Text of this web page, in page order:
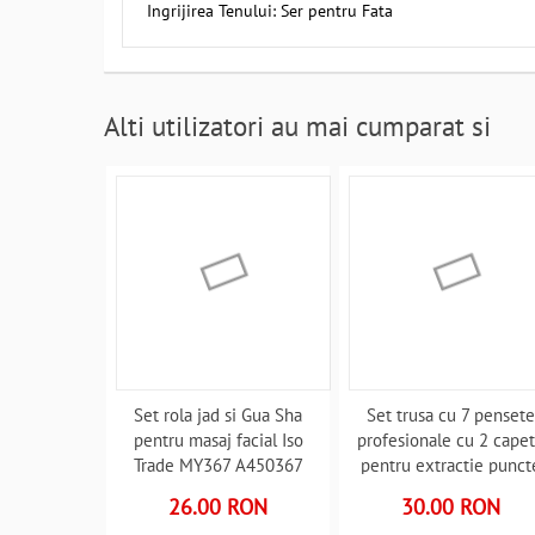
Ingrijirea Tenului: Ser pentru Fata
Alti utilizatori au mai cumparat si
Set rola jad si Gua Sha
pentru masaj facial Iso
Trade MY367 A450367
26.00 RON
Set trusa cu 7 pensete
profesionale cu 2
pentru extractie
A45012
30.00 RON